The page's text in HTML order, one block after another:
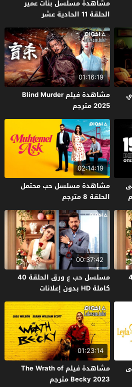
مشاهدة مسلسل بنات عمير
الحلقة 11 الحادية عشر
01:16:19
مشاهدة فيلم Blind Murder
2025 مترجم
02:14:19
مشاهدة مسلسل حب محتمل
الحلقة 8 مترجم
41
00:37:42
مسلسل حب ع ورق الحلقة 40
كاملة HD بدون إعلانات
01:23:14
مشاهدة فيلم The Wrath of
Becky 2023 مترجم